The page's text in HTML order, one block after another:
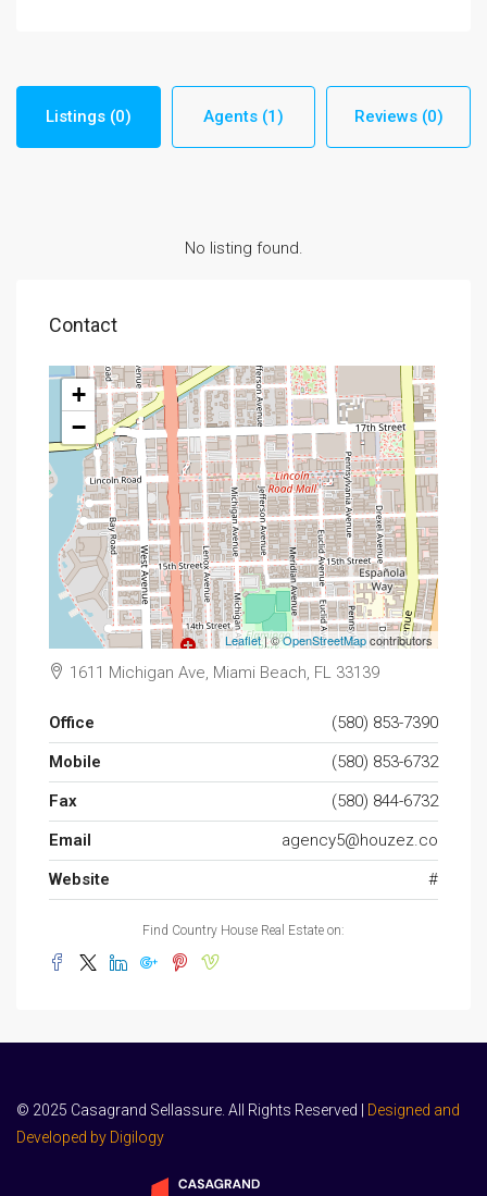
Listings (0) Agents (1) Reviews (0)
No listing found.
Contact
+
−
Leaflet| ©OpenStreetMapcontributors
1611 Michigan Ave, Miami Beach, FL 33139
Office
(580) 853-7390
Mobile
(580) 853-6732
Fax
(580) 844-6732
Email
agency5@houzez.co
Website
#
Find Country House Real Estate on:
© 2025 Casagrand Sellassure. All Rights Reserved |
Designed and
Developed by Digilogy